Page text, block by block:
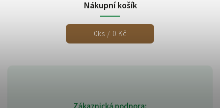
Nákupní košík
0ks / 0 Kč